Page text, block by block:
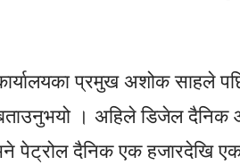
प्रमुख अशोक साहले
। अहिले डिजेल
पेट्रोल दैनिक एक हजारदेखि